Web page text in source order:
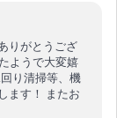
りがとうござ
ようで大変嬉
り清掃等、機
ます！ またお